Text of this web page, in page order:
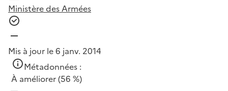
Ministère des Armées
Mis à jour le 6 janv. 2014
Métadonnées :
À améliorer(56 %)